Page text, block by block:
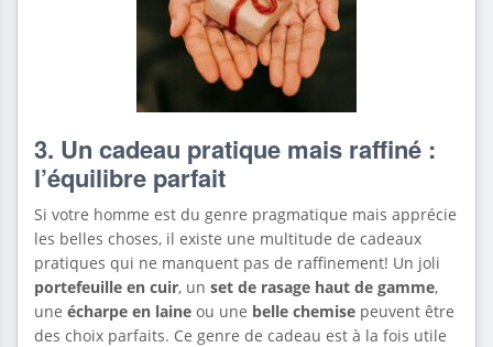
3. Un cadeau pratique mais raffiné :
l’équilibre parfait
Si votre homme est du genre pragmatique mais apprécie
les belles choses, il existe une multitude de cadeaux
pratiques qui ne manquent pas de raffinement! Un joli
portefeuille en cuir, un set de rasage haut de gamme,
une écharpe en laine ou une belle chemise peuvent être
des choix parfaits. Ce genre de cadeau est à la fois utile